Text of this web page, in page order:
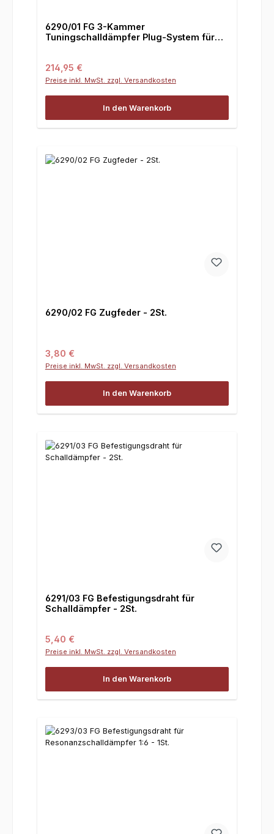
6290/01 FG 3-Kammer
Tuningschalldämpfer Plug-System für
Regulärer Preis:
214,95 €
Preise inkl. MwSt. zzgl. Versandkosten
In den Warenkorb
6290/02 FG Zugfeder - 2St.
Regulärer Preis:
3,80 €
Preise inkl. MwSt. zzgl. Versandkosten
In den Warenkorb
6291/03 FG Befestigungsdraht für
Schalldämpfer - 2St.
Regulärer Preis:
5,40 €
Preise inkl. MwSt. zzgl. Versandkosten
In den Warenkorb